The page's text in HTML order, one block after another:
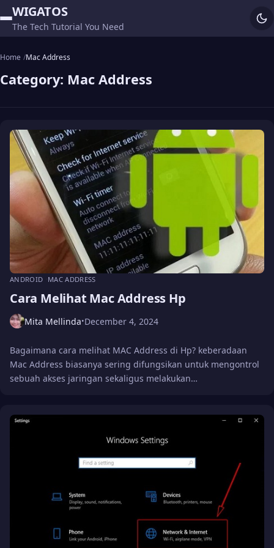
WIGATOS
The Tech Tutorial You Need
Home Mac Address
Category: Mac Address
ANDROID MAC ADDRESS
Cara Melihat Mac Address Hp
Mita Mellinda•December 4, 2024
Bagaimana cara melihat MAC Address di Hp? keberadaan
Mac Address biasanya sering difungsikan untuk mengontrol
sebuah akses jaringan sekaligus melakukan…